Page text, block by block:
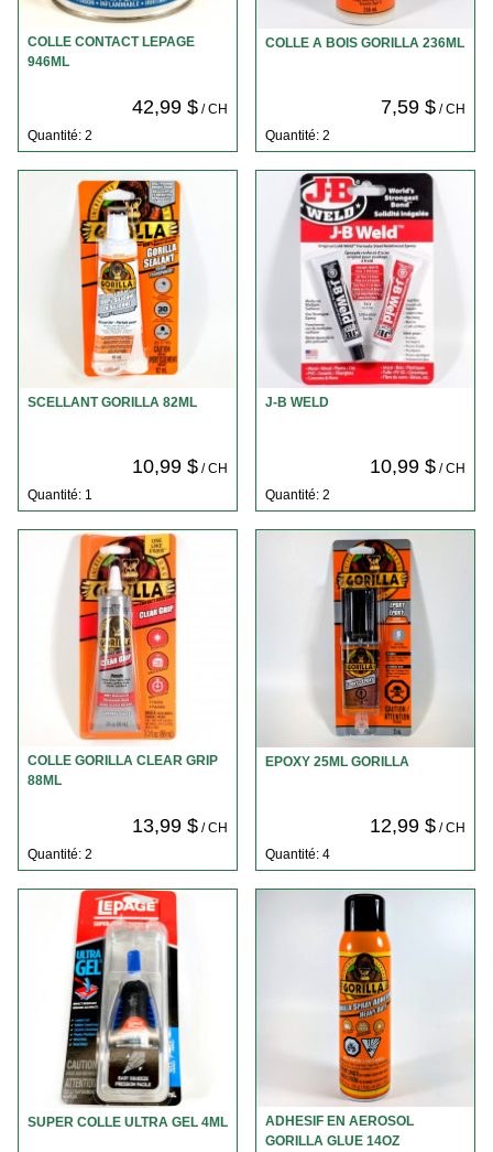
COLLE CONTACT LEPAGE
946ML
42,99 $/ CH
Quantité: 2
COLLE A BOIS GORILLA 236ML
7,59 $/ CH
Quantité: 2
SCELLANT GORILLA 82ML
10,99 $/ CH
Quantité: 1
J-B WELD
10,99 $/ CH
Quantité: 2
COLLE GORILLA CLEAR GRIP
88ML
13,99 $/ CH
Quantité: 2
EPOXY 25ML GORILLA
12,99 $/ CH
Quantité: 4
SUPER COLLE ULTRA GEL 4ML
ADHESIF EN AEROSOL
GORILLA GLUE 14OZ